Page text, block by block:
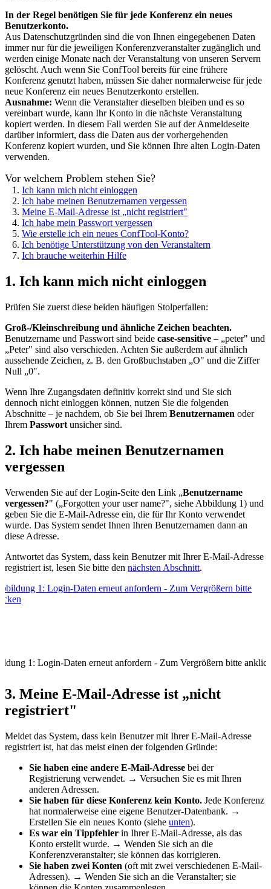
In der Regel benötigen Sie für jede Konferenz ein neues
Benutzerkonto.
Aus Datenschutzgründen sind die von Ihnen eingegebenen Daten
immer nur für die jeweiligen Konferenzveranstalter zugänglich und
werden einige Monate nach der Veranstaltung von unseren Servern
gelöscht. Auch wenn Sie ConfTool bereits für eine frühere
Konferenz genutzt haben, müssen Sie daher normalerweise für jede
neue Konferenz ein neues Benutzerkonto erstellen.
Ausnahme: Wenn die Veranstalter dieselben bleiben und es so
vereinbart wurde, kann Ihr Konto in die nächste Veranstaltung
kopiert werden. In diesem Fall werden Sie auf der Anmeldeseite
darüber informiert, dass die Daten aus der vorhergehenden
Konferenz kopiert wurden, und Sie können Ihre alten Login-Daten
verwenden.
Vor welchem Problem stehen Sie?
1. Ich kann mich nicht einloggen
2. Ich habe meinen Benutzernamen vergessen
3. Meine E-Mail-Adresse ist „nicht registriert"
4. Ich habe mein Passwort vergessen
5. Wie erstelle ich ein neues ConfTool-Konto?
6. Ich benötige Unterstützung von den Veranstaltern
7. Ich brauche weiterhin Hilfe
1. Ich kann mich nicht einloggen
Prüfen Sie zuerst diese beiden häufigen Stolperfallen:
Groß-/Kleinschreibung und ähnliche Zeichen beachten.
Benutzername und Passwort sind beide case-sensitive – „peter" und
„Peter" sind also verschieden. Achten Sie außerdem auf ähnlich
aussehende Zeichen, z. B. den Großbuchstaben „O" und die Ziffer
Null „0".
Wenn Ihre Zugangsdaten definitiv korrekt sind und Sie sich
dennoch nicht einloggen können, nutzen Sie die folgenden
Abschnitte – je nachdem, ob Sie bei Ihrem Benutzernamen oder
Ihrem Passwort unsicher sind.
2. Ich habe meinen Benutzernamen
vergessen
Verwenden Sie auf der Login-Seite den Link „Benutzername
vergessen?" („Forgotten your user name?", siehe Abbildung 1) und
geben Sie die E-Mail-Adresse ein, die für Ihr Konto verwendet
wurde. Das System sendet Ihnen Ihren Benutzernamen dann an
diese Adresse.
Antwortet das System, dass kein Benutzer mit Ihrer E-Mail-Adresse
registriert ist, lesen Sie bitte den nächsten Abschnitt.
1: Login-Daten erneut anfordern - Zum Vergrößern bitte
3. Meine E-Mail-Adresse ist „nicht
registriert"
Meldet das System, dass kein Benutzer mit Ihrer E-Mail-Adresse
registriert ist, hat das meist einen der folgenden Gründe:
Sie haben eine andere E-Mail-Adresse bei der
Registrierung verwendet. → Versuchen Sie es mit Ihren
anderen Adressen.
Sie haben für diese Konferenz kein Konto. Jede Konferenz
hat normalerweise eine eigene Benutzer-Datenbank. →
Erstellen Sie ein neues Konto (siehe unten).
Es war ein Tippfehler in Ihrer E-Mail-Adresse, als das
Konto erstellt wurde. → Wenden Sie sich an die
Konferenzveranstalter; sie können das korrigieren.
Sie haben zwei Konten (oft mit zwei verschiedenen E-Mail-
Adressen). → Wenden Sie sich an die Veranstalter; sie